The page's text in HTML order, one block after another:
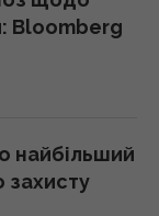
Bloomberg
найбільший
захисту